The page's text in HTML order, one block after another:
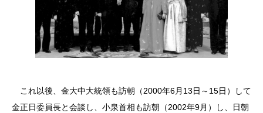
これ以後、金大中大統領も訪朝（2000年6月13日～15日）して
金正日委員長と会談し、小泉首相も訪朝（2002年9月）し、日朝